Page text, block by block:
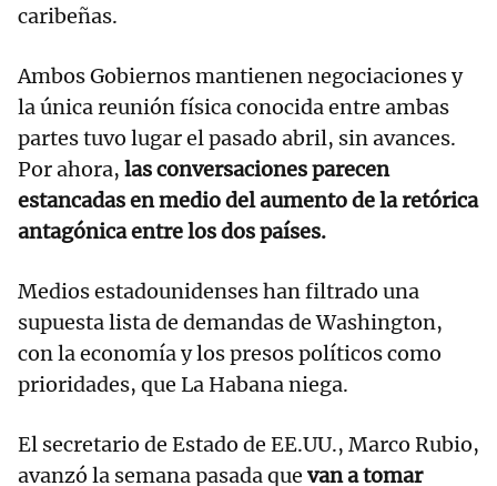
caribeñas.
Ambos Gobiernos mantienen negociaciones y
la única reunión física conocida entre ambas
partes tuvo lugar el pasado abril, sin avances.
Por ahora, las conversaciones parecen
estancadas en medio del aumento de la retórica
antagónica entre los dos países.
Medios estadounidenses han filtrado una
supuesta lista de demandas de Washington,
con la economía y los presos políticos como
prioridades, que La Habana niega.
El secretario de Estado de EE.UU., Marco Rubio,
avanzó la semana pasada que van a tomar